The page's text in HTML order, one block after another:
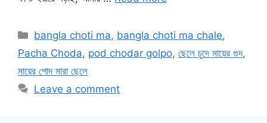
Categories
bangla choti ma, bangla choti ma chale,
Pacha Choda, pod chodar golpo, ছেলে চুদে মায়ের গুদ,
মায়ের পোদ মারা ছেলে
Leave a comment